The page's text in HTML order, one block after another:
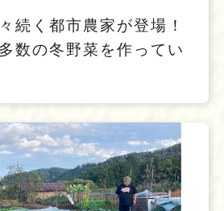
続く都市農家が登場！
数の冬野菜を作ってい